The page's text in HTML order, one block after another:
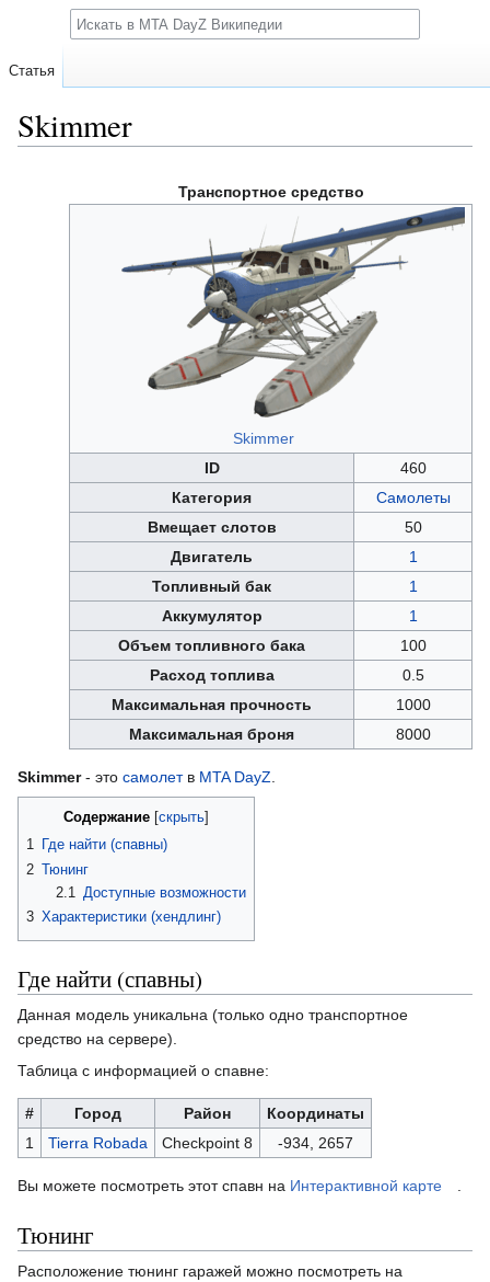
Skimmer
Транспортное средство
Skimmer
ID
460
Категория
Самолеты
Вмещает слотов
50
Двигатель
1
Топливный бак
1
Аккумулятор
1
Объем топливного бака
100
Расход топлива
0.5
Максимальная прочность
1000
Максимальная броня
8000
Skimmer- это самолетв MTA DayZ.
Содержание
1 Где найти (спавны)
2 Тюнинг
2.1
Доступные возможности
3 Характеристики (хендлинг)
Где найти (спавны)
Данная модель уникальна (только одно транспортное
средство на сервере).
Таблица с информацией о спавне:
# Город Район
Координаты
1
Tierra Robada Checkpoint 8 -934, 2657
Вы можете посмотреть этот спавн на Интерактивной карте .
Тюнинг
Расположение тюнинг гаражей можно посмотреть на
Статья